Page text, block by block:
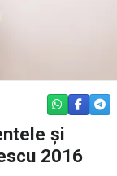
WHATSAPP
și
2016